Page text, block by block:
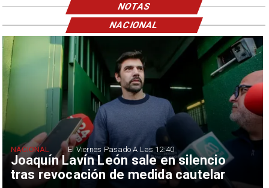
NOTAS
Joaquín Lavín León sale en silencio
tras revocación de medida cautelar
NACIONAL El Viernes Pasado A Las 12:40
NACIONAL